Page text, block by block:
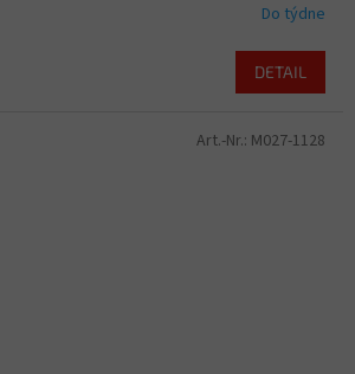
Do týdne
DETAIL
Art.-Nr.: M027-1128